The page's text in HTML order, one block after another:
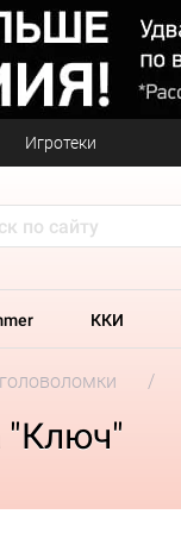
Игротеки
ККИ
"Ключ"